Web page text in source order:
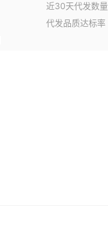
近30天代发数量
代发品质达标率